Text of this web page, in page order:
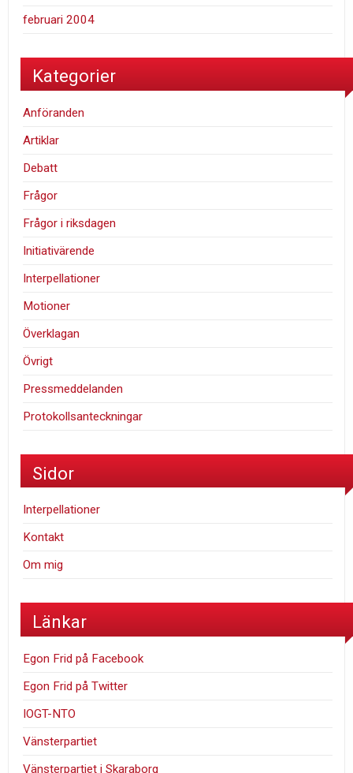
februari 2004
Kategorier
Anföranden
Artiklar
Debatt
Frågor
Frågor i riksdagen
Initiativärende
Interpellationer
Motioner
Överklagan
Övrigt
Pressmeddelanden
Protokollsanteckningar
Sidor
Interpellationer
Kontakt
Om mig
Länkar
Egon Frid på Facebook
Egon Frid på Twitter
IOGT-NTO
Vänsterpartiet
Vänsterpartiet i Skaraborg